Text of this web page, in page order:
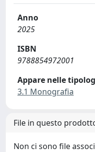
Anno
2025
ISBN
9788854972001
Appare nelle
3.1 Monografia
File in questo
Non ci sono file